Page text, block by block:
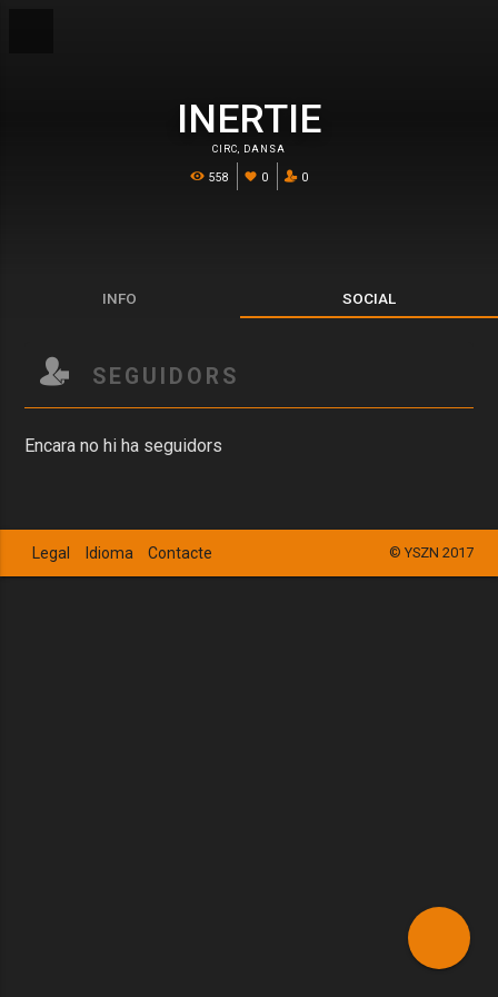
INERTIE
CIRC, DANSA
558 0 0
INFO SOCIAL
SEGUIDORS
Encara no hi ha seguidors
© YSZN 2017
Legal Idioma Contacte